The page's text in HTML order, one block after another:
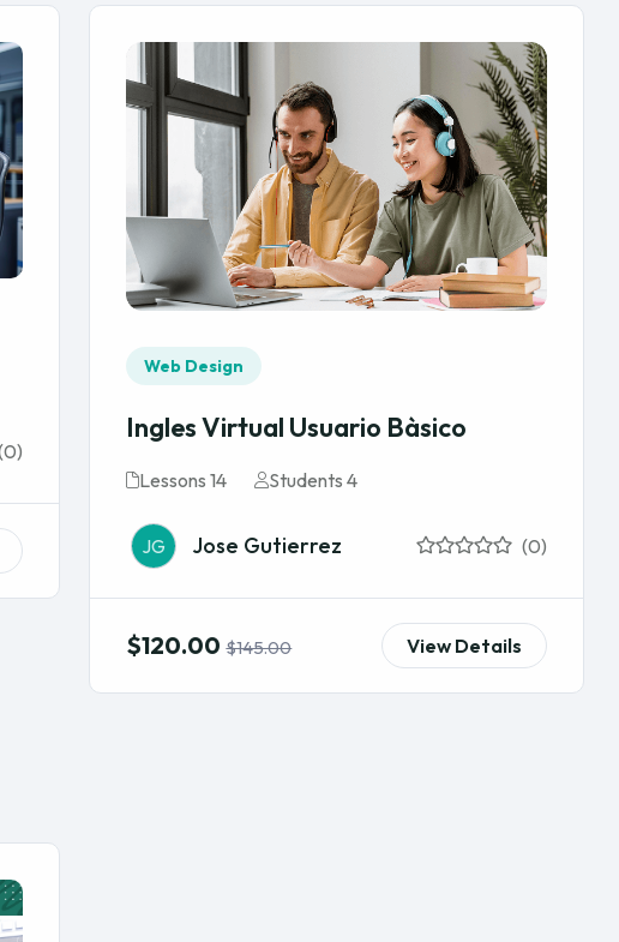
Web Design
Ingles Virtual Usuario Bàsico
Lessons 14 Students 4
JG Jose Gutierrez (0)
$120.00 $145.00 View Details